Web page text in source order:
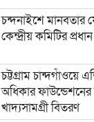
চন্দনাইশে মানবতার
কেন্দ্রীয় কমিটির
চট্টগ্রাম চান্দগাঁওয়ে
অধিকার
খাদ্যসামগ্রী বিতরণ